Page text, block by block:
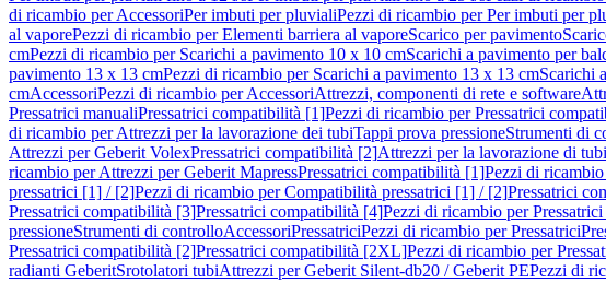
di ricambio per AccessoriPer imbuti per pluvialiPezzi di ricambio per Per imbuti per
al vaporePezzi di ricambio per Elementi barriera al vaporeScarico per pavimento
cmPezzi di ricambio per Scarichi a pavimento 10 x 10 cmScarichi a pavimento per
pavimento 13 x 13 cmPezzi di ricambio per Scarichi a pavimento 13 x 13 cmScarichi
cmAccessoriPezzi di ricambio per AccessoriAttrezzi, componenti di rete e software
Pressatrici manualiPressatrici compatibilità [1]Pezzi di ricambio per Pressatrici
di ricambio per Attrezzi per la lavorazione dei tubiTappi prova pressioneStrumenti di
Attrezzi per Geberit VolexPressatrici compatibilità [2]Attrezzi per la lavorazione di tubi
ricambio per Attrezzi per Geberit MapressPressatrici compatibilità [1]Pezzi di
pressatrici [1] / [2]Pezzi di ricambio per Compatibilità pressatrici [1] / [2]Pressatrici
Pressatrici compatibilità [3]Pressatrici compatibilità [4]Pezzi di ricambio per
pressioneStrumenti di controlloAccessoriPressatriciPezzi di ricambio per Pressatrici
Pressatrici compatibilità [2]Pressatrici compatibilità [2XL]Pezzi di ricambio per
radianti GeberitSrotolatori tubiAttrezzi per Geberit Silent-db20 / Geberit PEPezzi di